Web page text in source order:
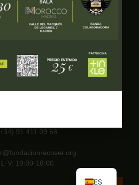
91 411 09 68
L-V: 10:00-18:00
ES